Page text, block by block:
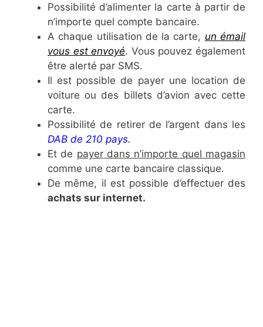
Possibilité d’alimenter la carte à partir de
n’importe quel compte bancaire.
A chaque utilisation de la carte, un émail
vous est envoyé. Vous pouvez également
être alerté par SMS.
Il est possible de payer une location de
voiture ou des billets d’avion avec cette
carte.
Possibilité de retirer de l’argent dans les
DAB de 210 pays.
Et de payer dans n’importe quel magasin
comme une carte bancaire classique.
De même, il est possible d’effectuer des
achats sur internet.